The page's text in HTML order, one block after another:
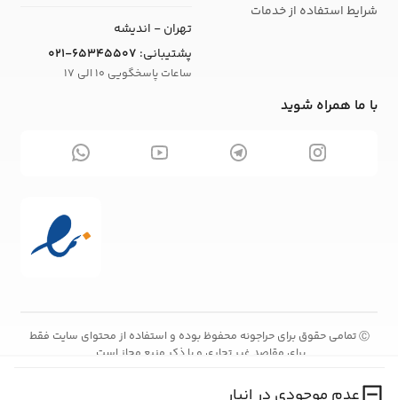
شرایط استفاده از خدمات
تهران - اندیشه
پشتیبانی: 021-65345507
ساعات پاسخگویی 10 الی 17
با ما همراه شوید
Ⓒتمامی حقوق برای حراجونه محفوظ بوده و استفاده از محتوای سایت فقط
برای مقاصد غیر تجاری و با ذکر منبع مجاز است.